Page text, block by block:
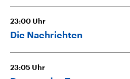
23:00 Uhr
Die Nachrichten
23:05 Uhr